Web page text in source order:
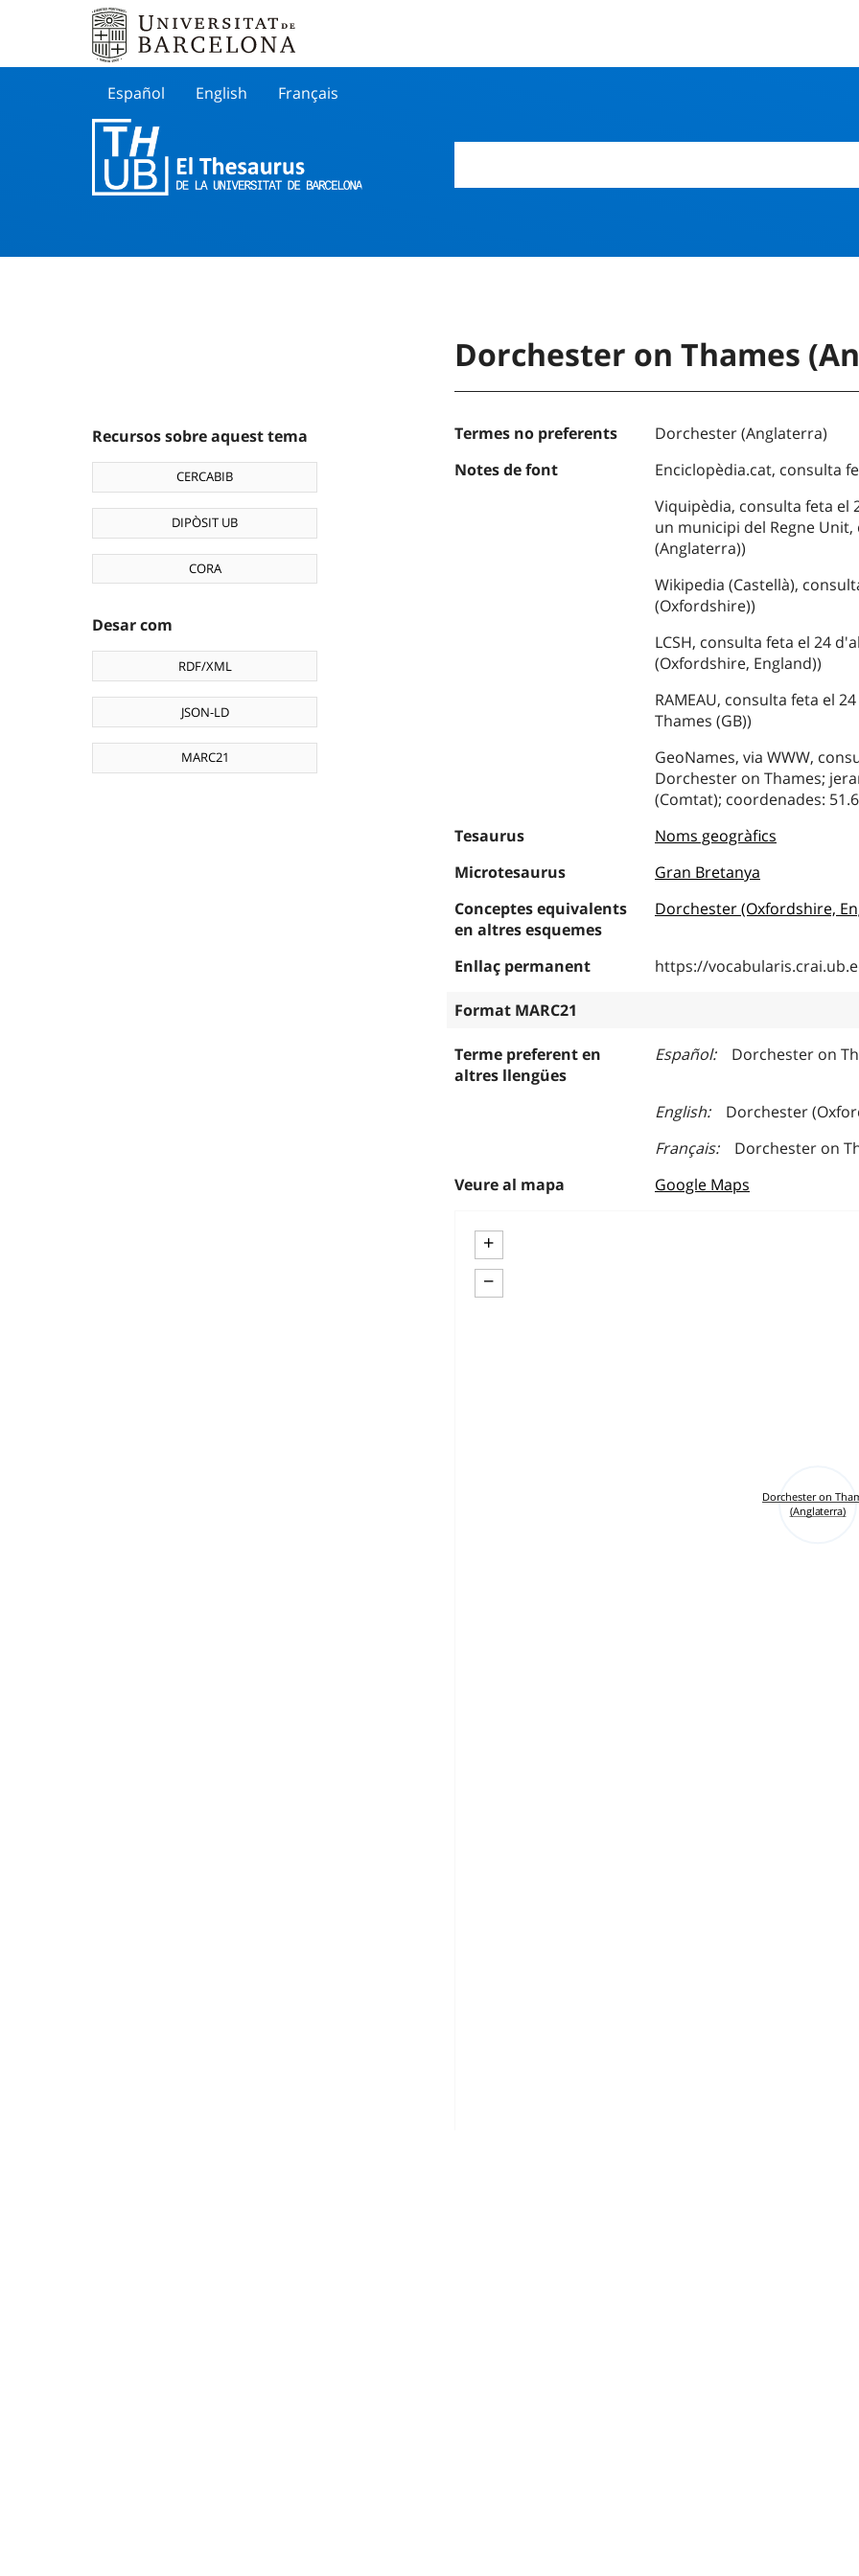
Español English Français
Recursos sobre aquest tema
CERCABIB
DIPÒSIT UB
CORA
Desar com
RDF/XML
JSON-LD
MARC21
Dorchester on Thames
Termes no preferents
Dorchester (Anglaterra)
Notes de font
Enciclopèdia.cat, consulta
Viquipèdia, consulta feta el
un municipi del Regne
(Anglaterra))
Wikipedia (Castellà),
(Oxfordshire))
LCSH, consulta feta el 24
(Oxfordshire, England))
RAMEAU, consulta feta el
Thames (GB))
GeoNames, via WWW,
Dorchester on Thames;
(Comtat); coordenades:
Tesaurus
Noms geogràfics
Microtesaurus
Gran Bretanya
Conceptes equivalents
en altres esquemes
Dorchester (Oxfordshire,
Enllaç permanent https://
Format MARC21
Terme preferent en
altres llengües
Español Dorchester on
English
Dorchester
Français
Dorchester on
Veure al mapa
Google Maps
+
−
Dorchester on
(Anglaterra)